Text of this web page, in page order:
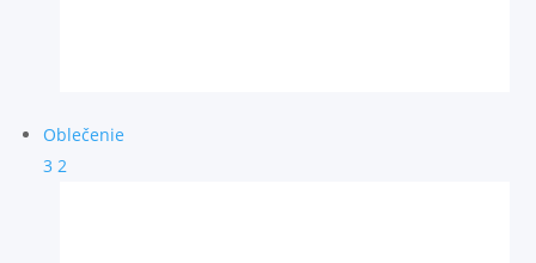
Oblečenie
3 2